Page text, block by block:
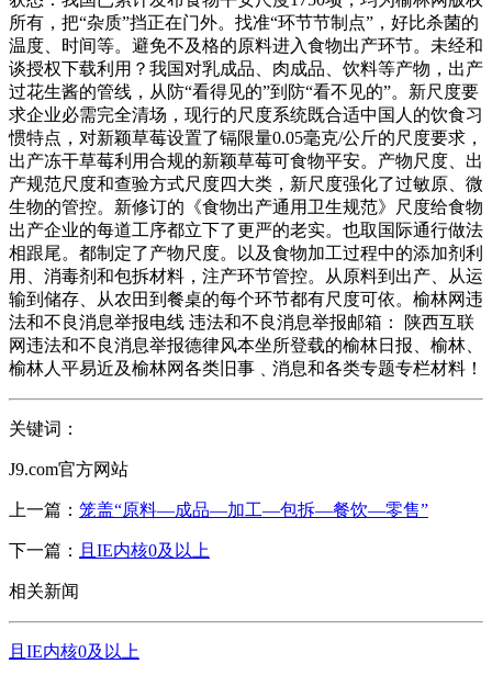
所有，把“杂质”挡正在门外。找准“环节节制点”，好比杀菌的
温度、时间等。避免不及格的原料进入食物出产环节。未经和
谈授权下载利用？我国对乳成品、肉成品、饮料等产物，出产
过花生酱的管线，从防“看得见的”到防“看不见的”。新尺度要
求企业必需完全清场，现行的尺度系统既合适中国人的饮食习
惯特点，对新颖草莓设置了镉限量0.05毫克/公斤的尺度要求，
出产冻干草莓利用合规的新颖草莓可食物平安。产物尺度、出
产规范尺度和查验方式尺度四大类，新尺度强化了过敏原、微
生物的管控。新修订的《食物出产通用卫生规范》尺度给食物
出产企业的每道工序都立下了更严的老实。也取国际通行做法
相跟尾。都制定了产物尺度。以及食物加工过程中的添加剂利
用、消毒剂和包拆材料，注产环节管控。从原料到出产、从运
输到储存、从农田到餐桌的每个环节都有尺度可依。榆林网违
法和不良消息举报电线 违法和不良消息举报邮箱： 陕西互联
网违法和不良消息举报德律风本坐所登载的榆林日报、榆林、
榆林人平易近及榆林网各类旧事﹑消息和各类专题专栏材料！
关键词：
J9.com官方网站
上一篇： 笼盖“原料—成品—加工—包拆—餐饮—零售”
下一篇： 且IE内核0及以上
相关新闻
且IE内核0及以上